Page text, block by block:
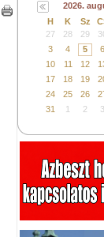
2026.
H
K Sz
27
28 29
3
4 5 6
10
11 12
17
18 19
24
25 26
31
1 2 3